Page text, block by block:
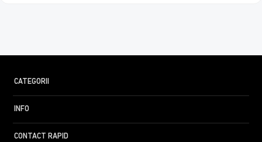
dotata cu functia Infrarosu Inteligent (Smart IR).
CATEGORII
INFO
CONTACT RAPID